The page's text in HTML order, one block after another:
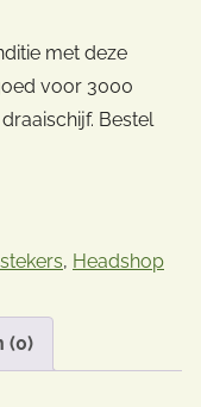
met deze
voor 3000
Bestel
, Headshop
(0)